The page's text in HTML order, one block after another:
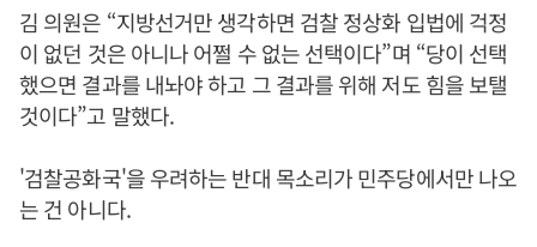
김 의원은 “지방선거만 생각하면 검찰 정상화 입법에 걱정
이 없던 것은 아니나 어쩔 수 없는 선택이다”며 “당이 선택
했으면 결과를 내놔야 하고 그 결과를 위해 저도 힘을 보탤
것이다”고 말했다.
'검찰공화국'을 우려하는 반대 목소리가 민주당에서만 나오
는 건 아니다.